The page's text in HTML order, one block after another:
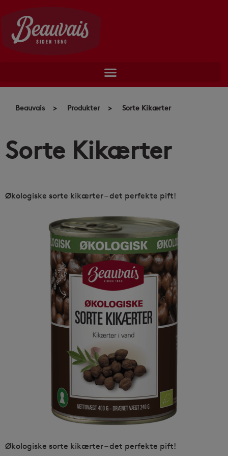
content
Beauvais > Produkter> Sorte Kikærter
Sorte Kikærter
Økologiske sorte kikærter – det perfekte pift!
Økologiske sorte kikærter – det perfekte pift!